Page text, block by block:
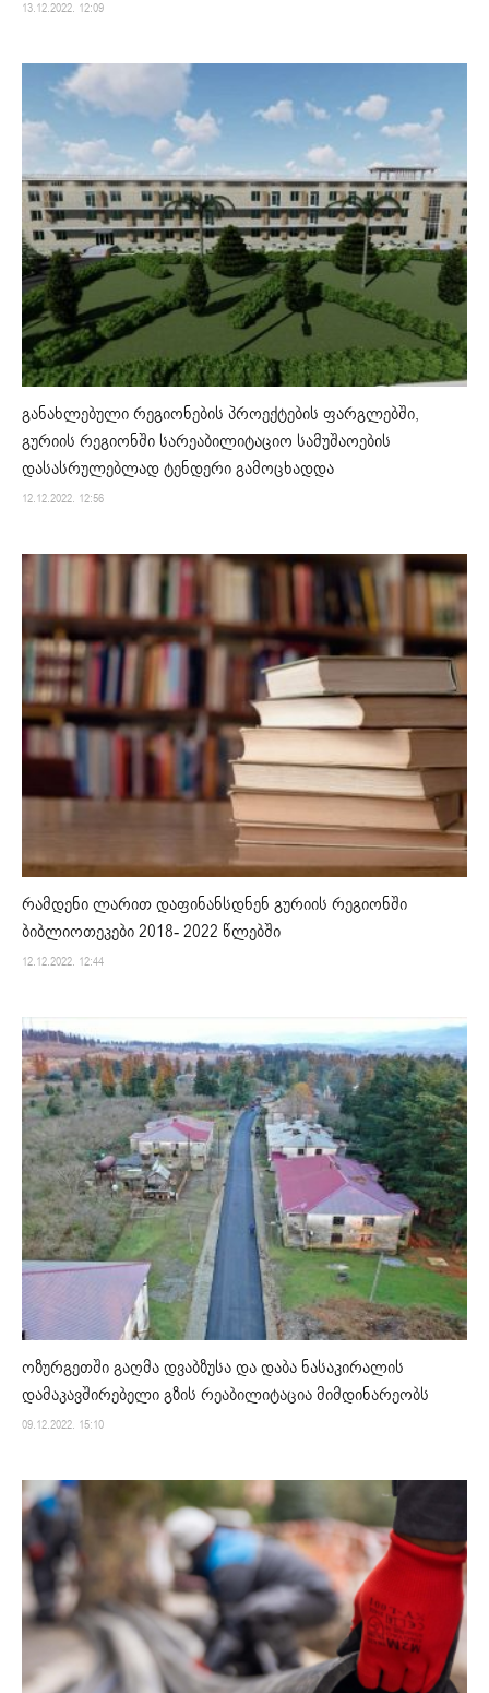
13.12.2022. 12:09
განახლებული რეგიონების პროექტების ფარგლებში,
გურიის რეგიონში სარეაბილიტაციო სამუშაოების
დასასრულებლად ტენდერი გამოცხადდა
12.12.2022. 12:56
რამდენი ლარით დაფინანსდნენ გურიის რეგიონში
ბიბლიოთეკები 2018- 2022 წლებში
12.12.2022. 12:44
ოზურგეთში გაღმა დვაბზუსა და დაბა ნასაკირალის
დამაკავშირებელი გზის რეაბილიტაცია მიმდინარეობს
09.12.2022. 15:10